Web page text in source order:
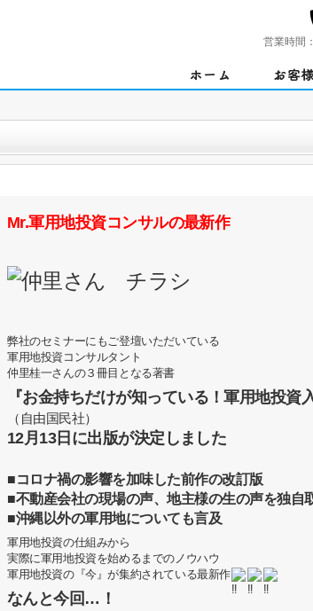
営業時間：
Mr.軍用地投資コンサルの最新作
弊社のセミナーにもご登壇いただいている
軍用地投資コンサルタント
仲里桂一さんの３冊目となる著書
『お金持ちだけが知っている！軍用地投資
（自由国民社）
12月13日に出版が決定しました
■コロナ禍の影響を加味した前作の改訂版
■不動産会社の現場の声、地主様の生の声を独自
■沖縄以外の軍用地についても言及
軍用地投資の仕組みから
実際に軍用地投資を始めるまでのノウハウ
軍用地投資の『今』が集約されている最新作
なんと今回…！